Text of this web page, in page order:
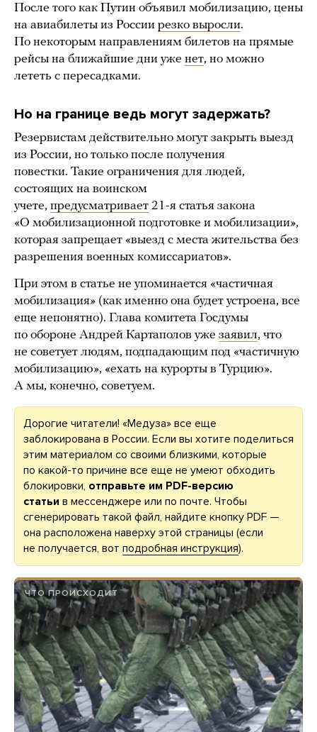
После того как Путин объявил мобилизацию, цены
на авиабилеты из России резко выросли.
По некоторым направлениям билетов на прямые
рейсы на ближайшие дни уже нет, но можно
лететь с пересадками.
Но на границе ведь могут задержать?
Резервистам действительно могут закрыть выезд
из России, но только после получения
повестки. Такие ограничения для людей,
состоящих на воинском
учете, предусматривает 21-я статья закона
«О мобилизационной подготовке и мобилизации»,
которая запрещает «выезд с места жительства без
разрешения военных комиссариатов».
При этом в статье не упоминается «частичная
мобилизация» (как именно она будет устроена, все
еще непонятно). Глава комитета Госдумы
по обороне Андрей Картаполов уже заявил, что
не советует людям, подпадающим под «частичную
мобилизацию», «ехать на курорты в Турцию».
А мы, конечно, советуем.
Дорогие читатели! «Медуза» все еще
заблокирована в России. Если вы хотите поделиться
этим материалом со своими близкими, которые
по какой-то причине все еще не умеют обходить
блокировки, отправьте им PDF-версию
статьи в мессенджере или по почте. Чтобы
сгенерировать такой файл, найдите кнопку PDF —
она расположена наверху этой страницы (если
не получается, вот подробная инструкция).
ЧТО ПРОИСХОДИТ